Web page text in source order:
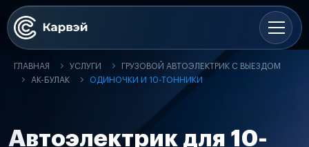
ГЛАВНАЯ УСЛУГИ
ГРУЗОВОЙ АВТОЭЛЕКТРИК С ВЫЕЗДОМ
АК-БУЛАК
ОДИНОЧКИ И 10-ТОННИКИ
Автоэлектрик для 10-